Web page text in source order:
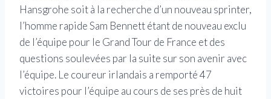
Hansgrohe soit à la recherche d’un nouveau sprinter,
l’homme rapide Sam Bennett étant de nouveau exclu
de l’équipe pour le Grand Tour de France et des
questions soulevées par la suite sur son avenir avec
l’équipe. Le coureur irlandais a remporté 47
victoires pour l’équipe au cours de ses près de huit